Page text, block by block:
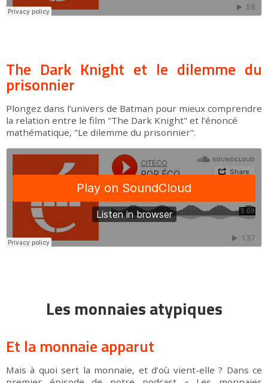
The Dark Knight et le dilemme du
prisonnier
Plongez dans l’univers de Batman pour mieux comprendre
la relation entre le film "The Dark Knight" et l’énoncé
mathématique, "Le dilemme du prisonnier".
Les monnaies atypiques
Et la monnaie apparut
Mais à quoi sert la monnaie, et d’où vient-elle ? Dans ce